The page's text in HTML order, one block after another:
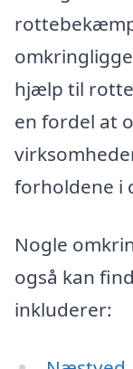
hjælp til
en fordel at
forholdene i
Nogle
også kan
inkluderer: